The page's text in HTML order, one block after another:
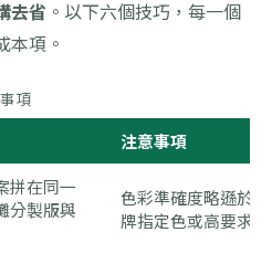
去省 。以下六個技巧，每一個
本項。
項
注意事項
拼在同一
分製版與
色彩準確度略遜於
牌指定色或高要求